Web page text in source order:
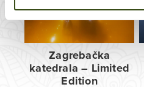
Zagrebačka
katedrala – Limited
Edition